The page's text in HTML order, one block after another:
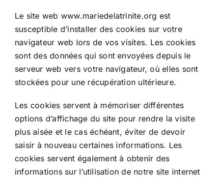
Le site web www.mariedelatrinite.org est
susceptible d’installer des cookies sur votre
navigateur web lors de vos visites. Les cookies
sont des données qui sont envoyées depuis le
serveur web vers votre navigateur, où elles sont
stockées pour une récupération ultérieure.
Les cookies servent à mémoriser différentes
options d’affichage du site pour rendre la visite
plus aisée et le cas échéant, éviter de devoir
saisir à nouveau certaines informations. Les
cookies servent également à obtenir des
informations sur l’utilisation de notre site internet